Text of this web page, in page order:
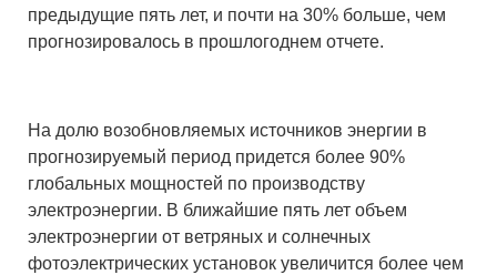
предыдущие пять лет, и почти на 30% больше, чем
прогнозировалось в прошлогоднем отчете.
На долю возобновляемых источников энергии в
прогнозируемый период придется более 90%
глобальных мощностей по производству
электроэнергии. В ближайшие пять лет объем
электроэнергии от ветряных и солнечных
фотоэлектрических установок увеличится более чем